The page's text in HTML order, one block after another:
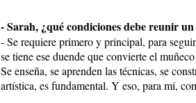
- Sarah, ¿qué condiciones debe reunir
- Se requiere primero y principal, para
se tiene ese duende que convierte el
Se enseña, se aprenden las técnicas, se
artística, es fundamental. Y eso, para mí,